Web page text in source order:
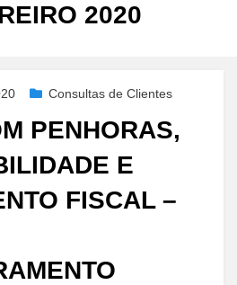
2020
Consultas de Clientes
PENHORAS,
E
FISCAL –